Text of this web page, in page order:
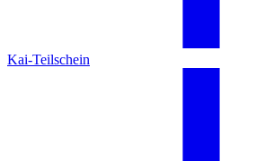
Kai-Teilschein